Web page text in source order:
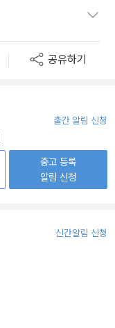
공유하기
출간 알림 신청
중고 등록
알림 신청
신간알림 신청